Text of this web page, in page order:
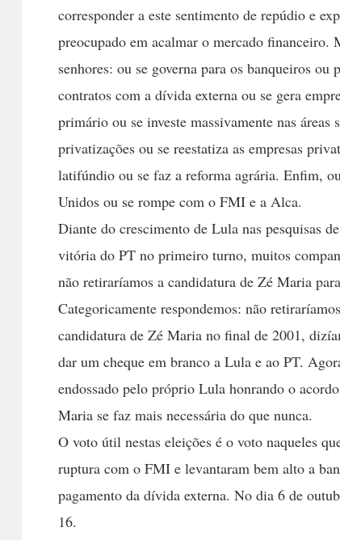
corresponder a este sentimento de repúdio e
preocupado em acalmar o mercado financeiro.
senhores: ou se governa para os banqueiros ou
contratos com a dívida externa ou se gera
primário ou se investe massivamente nas áreas
privatizações ou se reestatiza as empresas
latifúndio ou se faz a reforma agrária. Enfim,
Unidos ou se rompe com o FMI e a Alca.
Diante do crescimento de Lula nas pesquisas
vitória do PT no primeiro turno, muitos
não retiraríamos a candidatura de Zé Maria
Categoricamente respondemos: não
candidatura de Zé Maria no final de 2001,
dar um cheque em branco a Lula e ao PT.
endossado pelo próprio Lula honrando o
Maria se faz mais necessária do que nunca.
O voto útil nestas eleições é o voto naqueles
ruptura com o FMI e levantaram bem alto a
pagamento da dívida externa. No dia 6 de
16.